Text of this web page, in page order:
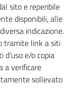
sito e reperibile
disponibili, alle
indicazione.
tramite link a siti
e/o copia
a verificare
sollevato